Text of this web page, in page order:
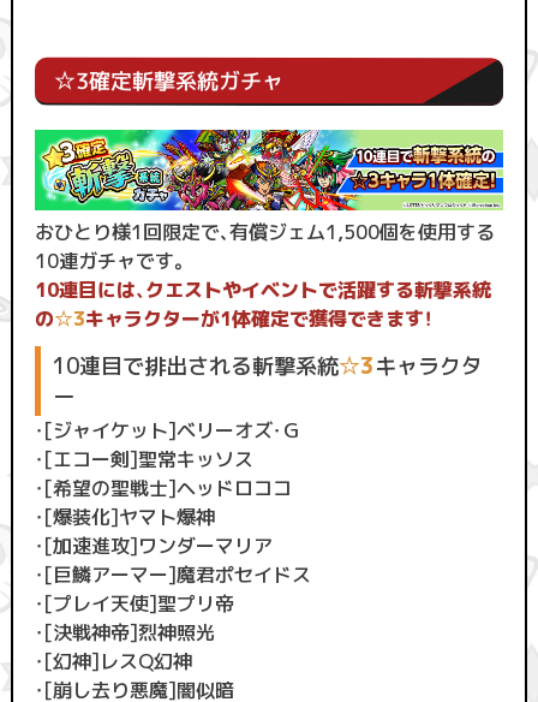
☆3確定斬撃系統ガチャ
おひとり様1回限定で、有償ジェム1,500個を使用する
10連ガチャです。
10連目には、クエストやイベントで活躍する斬撃系統
の☆3キャラクターが1体確定で獲得できます！
10連目で排出される斬撃系統☆3キャラクタ
ー
・[ジャイケット]ベリーオズ・Ｇ
・[エコー剣]聖常キッソス
・[希望の聖戦士]ヘッドロココ
・[爆装化]ヤマト爆神
・[加速進攻]ワンダーマリア
・[巨鱗アーマー]魔君ポセイドス
・[プレイ天使]聖プリ帝
・[決戦神帝]烈神照光
・[幻神]レスQ幻神
・[崩し去り悪魔]闇似暗